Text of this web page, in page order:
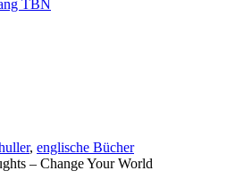
TBN
, englische Bücher
– Change Your World